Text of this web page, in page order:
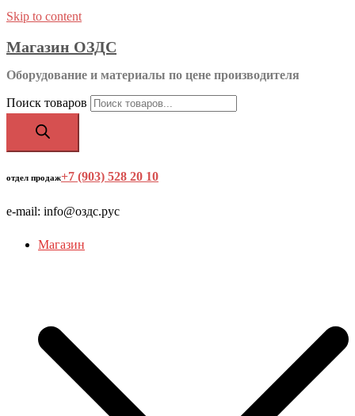
Skip to content
Магазин ОЗДС
Оборудование и материалы по цене производителя
Поиск товаров
отдел продаж+7 (903) 528 20 10
e-mail: info@оздс.рус
Магазин